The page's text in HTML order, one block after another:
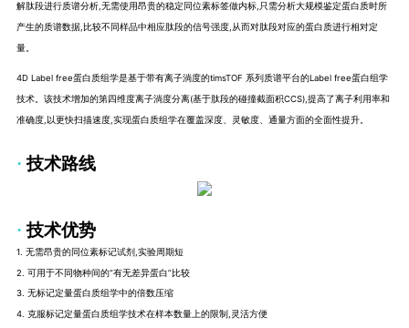
解肽段进行质谱分析,无需使用昂贵的稳定同位素标签做内标,只需分析大规模鉴定蛋白质时所
产生的质谱数据,比较不同样品中相应肽段的信号强度,从而对肽段对应的蛋白质进行相对定
量。
4D Label free蛋白质组学是基于带有离子淌度的timsTOF 系列质谱平台的Label free蛋白组学
技术。该技术增加的第四维度离子淌度分离(基于肽段的碰撞截面积CCS),提高了离子利用率和
准确度,以更快扫描速度,实现蛋白质组学在覆盖深度、灵敏度、通量方面的全面性提升。
·技术路线
·技术优势
1. 无需昂贵的同位素标记试剂,实验周期短
2. 可用于不同物种间的“有无差异蛋白”比较
3. 无标记定量蛋白质组学中的倍数压缩
4. 克服标记定量蛋白质组学技术在样本数量上的限制,灵活方便